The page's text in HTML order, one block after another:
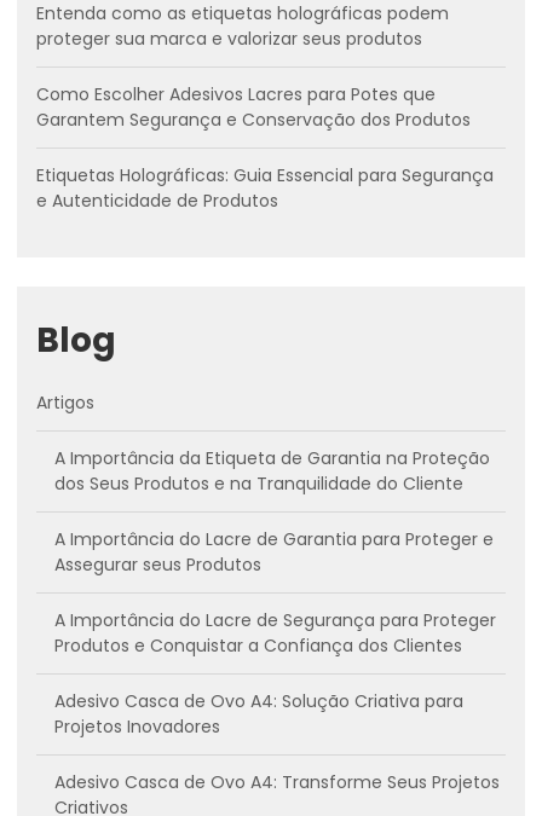
Entenda como as etiquetas holográficas podem
proteger sua marca e valorizar seus produtos
Como Escolher Adesivos Lacres para Potes que
Garantem Segurança e Conservação dos Produtos
Etiquetas Holográficas: Guia Essencial para Segurança
e Autenticidade de Produtos
Blog
Artigos
A Importância da Etiqueta de Garantia na Proteção
dos Seus Produtos e na Tranquilidade do Cliente
A Importância do Lacre de Garantia para Proteger e
Assegurar seus Produtos
A Importância do Lacre de Segurança para Proteger
Produtos e Conquistar a Confiança dos Clientes
Adesivo Casca de Ovo A4: Solução Criativa para
Projetos Inovadores
Adesivo Casca de Ovo A4: Transforme Seus Projetos
Criativos